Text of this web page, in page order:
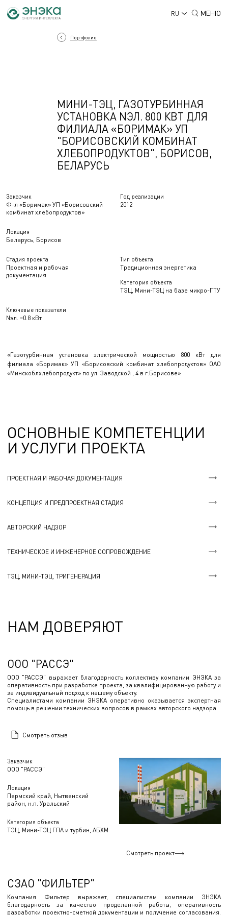
RU МЕНЮ
Заказчик
Ф-л «Боримак» УП «Борисовский
комбинат хлебопродуктов»
Год реализации
2012
Локация
Беларусь, Борисов
Стадия проекта
Проектная и рабочая
документация
Тип объекта
Традиционная энергетика
Категория объекта
ТЭЦ, Мини-ТЭЦ на базе микро-ГТУ
Ключевые показатели
Nэл. =0.8 кВт
Портфолио
МИНИ-ТЭЦ, ГАЗОТУРБИННАЯ
УСТАНОВКА NЭЛ. 800 КВТ ДЛЯ
ФИЛИАЛА «БОРИМАК» УП
"БОРИСОВСКИЙ КОМБИНАТ
ХЛЕБОПРОДУКТОВ", БОРИСОВ,
БЕЛАРУСЬ
«Газотурбинная установка электрической мощностью 800 кВт для
филиала «Боримак» УП «Борисовский комбинат хлебопродуктов» ОАО
«Минскоблхлебопродукт» по ул. Заводской , 4 в г.Борисове».
ОСНОВНЫЕ КОМПЕТЕНЦИИ
И УСЛУГИ ПРОЕКТА
ПРОЕКТНАЯ И РАБОЧАЯ ДОКУМЕНТАЦИЯ
КОНЦЕПЦИЯ И ПРЕДПРОЕКТНАЯ СТАДИЯ
АВТОРСКИЙ НАДЗОР
ТЕХНИЧЕСКОЕ И ИНЖЕНЕРНОЕ СОПРОВОЖДЕНИЕ
ТЭЦ, МИНИ-ТЭЦ, ТРИГЕНЕРАЦИЯ
НАМ ДОВЕРЯЮТ
Заказчик
ООО "РАССЭ"
Локация
Пермский край, Нытвенский
район, н.п. Уральский
Категория объекта
ТЭЦ, Мини-ТЭЦ ГПА и турбин, АБХМ
ООО "РАССЭ"
ООО "РАССЭ" выражает благодарность коллективу компании ЭНЭКА за
оперативность при разработке проекта, за квалифицированную работу и
за индивидуальный подход к нашему объекту.
Специалистами компании ЭНЭКА оперативно оказывается экспертная
помощь в решении технических вопросов в рамках авторского надзора.
Смотреть отзыв
Смотреть проект
СЗАО "ФИЛЬТЕР"
Компания Фильтер выражает, специалистам компании ЭНЭКА
благодарность за качество проделанной работы, оперативность
разработки проектно-сметной документации и получение согласования.